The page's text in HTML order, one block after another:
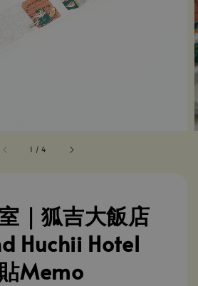
1 /4
｜狐吉大飯店
Huchii Hotel
Memo